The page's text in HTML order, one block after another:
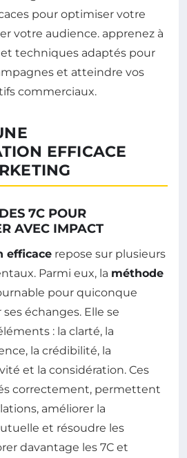
EFFICACE
7C POUR
AVEC IMPACT
efficace repose sur plusieurs
Parmi eux, la méthode
pour quiconque
échanges. Elle se
: la clarté, la
la crédibilité, la
et la considération. Ces
correctement, permettent
améliorer la
et résoudre les
davantage les 7C et